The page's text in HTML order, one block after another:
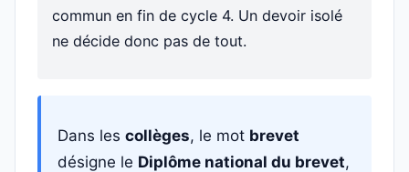
commun en fin de cycle 4. Un devoir isolé
ne décide donc pas de tout.
Dans les collèges, le mot brevet
désigne le Diplôme national du brevet,